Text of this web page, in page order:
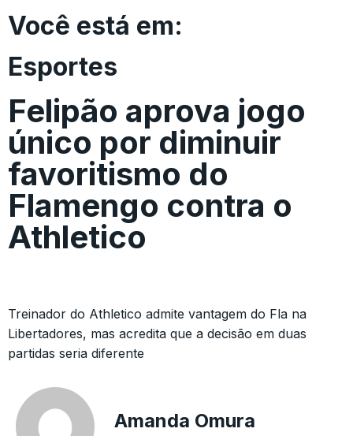
Você está em:
Esportes
Felipão aprova jogo
único por diminuir
favoritismo do
Flamengo contra o
Athletico
Treinador do Athletico admite vantagem do Fla na
Libertadores, mas acredita que a decisão em duas
partidas seria diferente
Amanda Omura